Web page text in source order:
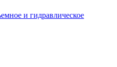
и гидравлическое